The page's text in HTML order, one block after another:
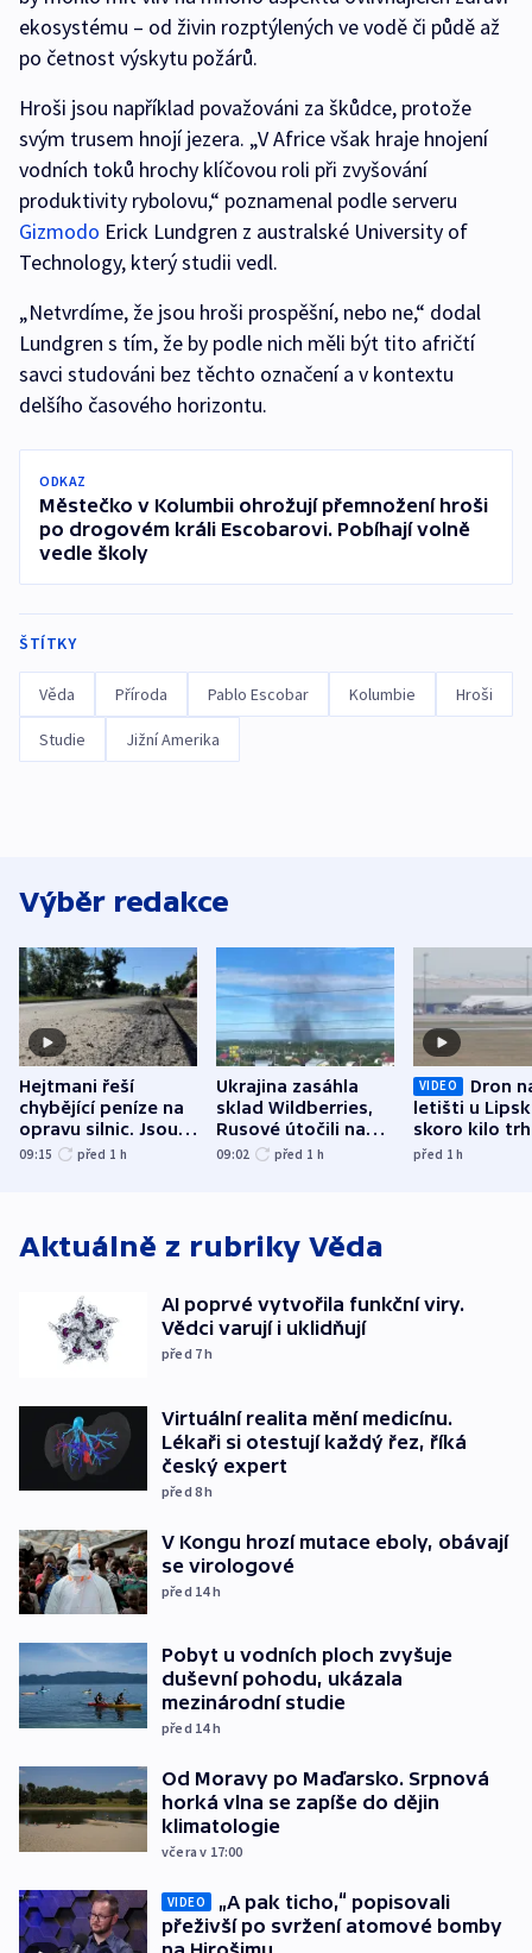
ekosystému – od živin rozptýlených ve vodě či půdě až
po četnost výskytu požárů.
Hroši jsou například považováni za škůdce, protože
svým trusem hnojí jezera. „V Africe však hraje hnojení
vodních toků hrochy klíčovou roli při zvyšování
produktivity rybolovu,“ poznamenal podle serveru
Gizmodo Erick Lundgren z australské University of
Technology, který studii vedl.
„Netvrdíme, že jsou hroši prospěšní, nebo ne,“ dodal
Lundgren s tím, že by podle nich měli být tito afričtí
savci studováni bez těchto označení a v kontextu
delšího časového horizontu.
ODKAZ
Městečko v Kolumbii ohrožují přemnožení hroši
po drogovém králi Escobarovi. Pobíhají volně
vedle školy
ŠTÍTKY
Věda Příroda Pablo Escobar Kolumbie Hroši
Studie Jižní Amerika
Výběr redakce
Hejtmani řeší
chybějící peníze na
opravu silnic. Jsou
nenárokové, namítá
09:15 před 1 h
Ukrajina zasáhla
sklad Wildberries,
Rusové útočili na
trh, hasiče či
09:02 před 1 h
VIDEO
Dron
letišti u
skoro kilo
indicie
před 1h
Aktuálně z rubriky Věda
AI poprvé vytvořila funkční viry.
Vědci varují i uklidňují
před 7h
Virtuální realita mění medicínu.
Lékaři si otestují každý řez, říká
český expert
před 8h
V Kongu hrozí mutace eboly, obávají
se virologové
před 14h
Pobyt u vodních ploch zvyšuje
duševní pohodu, ukázala
mezinárodní studie
před 14h
Od Moravy po Maďarsko. Srpnová
horká vlna se zapíše do dějin
klimatologie
včera v 17:00
VIDEO
„A pak ticho,“ popisovali
přeživší po svržení atomové bomby